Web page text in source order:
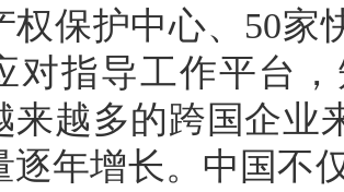
权保护中心、50家
对指导工作平台
来越多的跨国企业
逐年增长。中国不